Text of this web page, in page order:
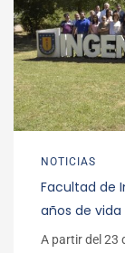
NOTICIAS
Facultad de
años de vida
A partir del 23